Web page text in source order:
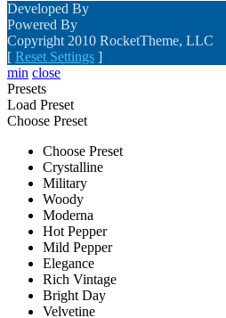
Developed By
Powered By
Copyright 2010 RocketTheme, LLC
[ Reset Settings ]
min close
Presets
Load Preset
Choose Preset
Choose Preset
Crystalline
Military
Woody
Moderna
Hot Pepper
Mild Pepper
Elegance
Rich Vintage
Bright Day
Velvetine